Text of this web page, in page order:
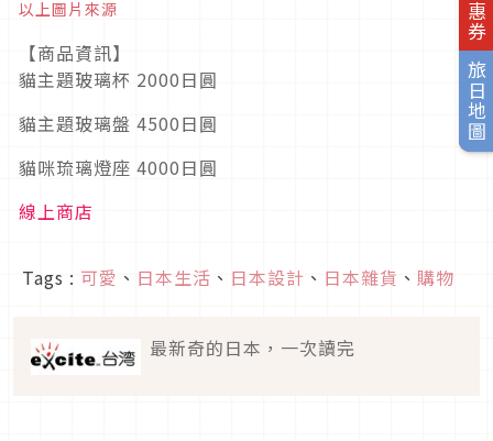
旅日地圖
以上圖片來源
【商品資訊】
貓主題玻璃杯 2000日圓
貓主題玻璃盤 4500日圓
貓咪琉璃燈座 4000日圓
線上商店
Tags : 可愛 、 日本生活 、 日本設計 、 日本雜貨 、 購物
最新奇的日本，一次讀完